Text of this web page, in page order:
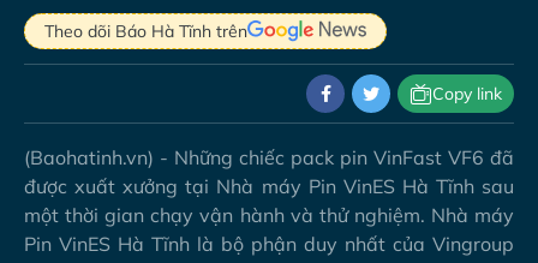
Theo dõi Báo Hà Tĩnh trên
Copy link
(Baohatinh.vn) - Những chiếc pack pin VinFast VF6 đã
được xuất xưởng tại Nhà máy Pin VinES Hà Tĩnh sau
một thời gian chạy vận hành và thử nghiệm. Nhà máy
Pin VinES Hà Tĩnh là bộ phận duy nhất của Vingroup